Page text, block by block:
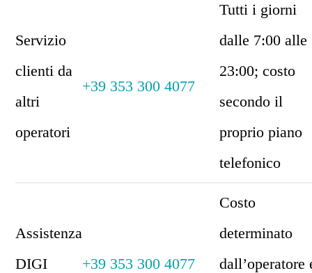
Servizio
clienti da
altri
operatori
+39 353 300 4077
Tutti i giorni
dalle 7:00 alle
23:00; costo
secondo il
proprio piano
telefonico
Assistenza
DIGI
+39 353 300 4077
Costo
determinato
dall’operatore